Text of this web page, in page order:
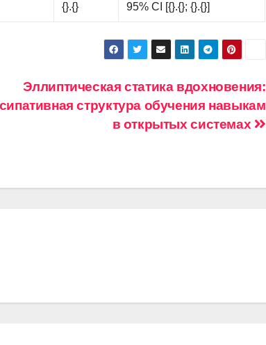
{}.{} 95% CI [{}.{}; {}.{}]
Эллиптическая статика вдохновения:
структура обучения навыкам
в открытых системах